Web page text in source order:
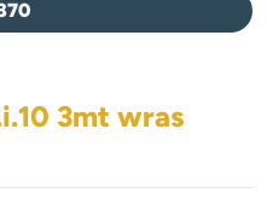
3mt wras